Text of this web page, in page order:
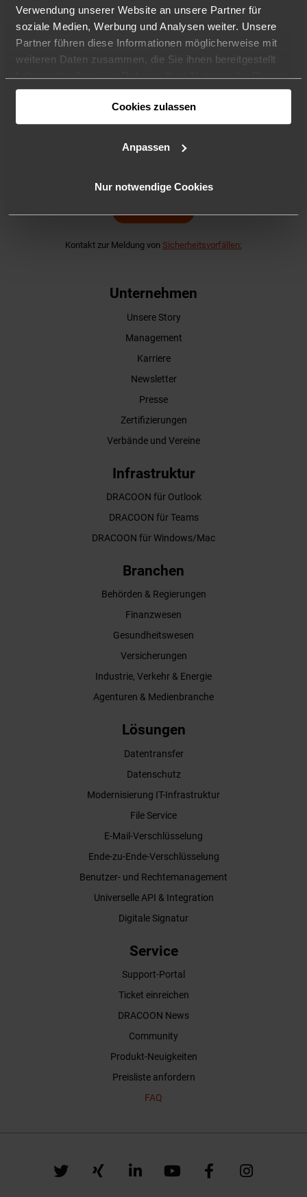
Verwendung unserer Website an unsere Partner für
soziale Medien, Werbung und Analysen weiter. Unsere
Partner führen diese Informationen möglicherweise mit
weiteren Daten zusammen, die Sie ihnen bereitgestellt
haben oder die sie im Rahmen Ihrer Nutzung der Dienste
gesammelt haben. Ihre Cookie-Einstellungen können Sie
Datenschutzerklärung
Cookies zulassen
Anpassen
Nur notwendige Cookies
Made in Germany
Tel. +49 (941) 7 83 85-0
Kontaktieren Sie uns!
Kontakt zur Meldung von Sicherheitsvorfällen:
Unternehmen
Unsere Story
Management
Karriere
Newsletter
Presse
Zertifizierungen
Verbände und Vereine
Infrastruktur
DRACOON für Outlook
DRACOON für Teams
DRACOON für Windows/Mac
Branchen
Behörden & Regierungen
Finanzwesen
Gesundheitswesen
Versicherungen
Industrie, Verkehr & Energie
Agenturen & Medienbranche
Lösungen
Datentransfer
Datenschutz
Modernisierung IT-Infrastruktur
File Service
E-Mail-Verschlüsselung
Ende-zu-Ende-Verschlüsselung
Benutzer- und Rechtemanagement
Universelle API & Integration
Digitale Signatur
Service
Support-Portal
Ticket einreichen
DRACOON News
Community
Produkt-Neuigkeiten
Preisliste anfordern
FAQ